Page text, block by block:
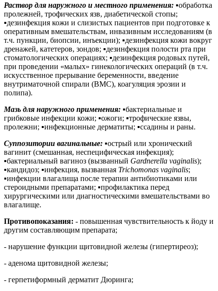
Раствор для наружного и местного применения: ▪обработка
пролежней, трофических язв, диабетической стопы;
▪дезинфекция кожи и слизистых пациентов при подготовке к
оперативным вмешательствам, инвазивным исследованиям (в
т.ч. пункции, биопсии, инъекции); ▪дезинфекция кожи вокруг
дренажей, катетеров, зондов; ▪дезинфекция полости рта при
стоматологических операциях; ▪дезинфекция родовых путей,
при проведении «малых» гинекологических операций (в т.ч.
искусственное прерывание беременности, введение
внутриматочной спирали (ВМС), коагуляция эрозии и
полипа).
Мазь для наружного применения: ▪бактериальные и
грибковые инфекции кожи; ▪ожоги; ▪трофические язвы,
пролежни; ▪инфекционные дерматиты; ▪ссадины и раны.
Суппозитории вагинальные: ▪острый или хронический
вагинит (смешанная, неспецифическая инфекция);
▪бактериальный вагиноз (вызванный Gardnerella vaginalis);
▪кандидоз; ▪инфекция, вызванная Trichomonas vaginalis;
▪инфекции влагалища после терапии антибиотиками или
стероидными препаратами; ▪профилактика перед
хирургическими или диагностическими вмешательствами во
влагалище.
Противопоказания: - повышенная чувствительность к йоду и
другим составляющим препарата;
- нарушение функции щитовидной железы (гипертиреоз);
- аденома щитовидной железы;
- герпетиформный дерматит Дюринга;